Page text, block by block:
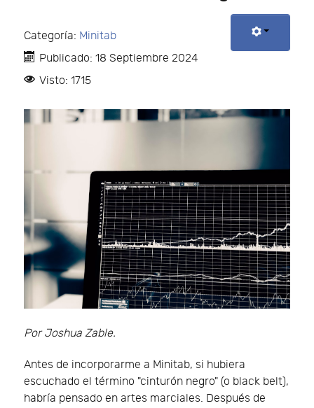
Categoría: Minitab
Publicado: 18 Septiembre 2024
Visto: 1715
Por Joshua Zable.
Antes de incorporarme a Minitab, si hubiera
escuchado el término "cinturón negro" (o black belt),
habría pensado en artes marciales. Después de